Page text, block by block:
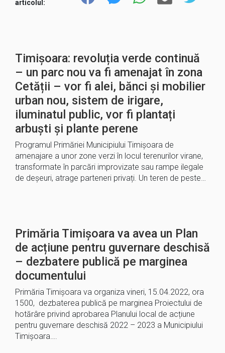
articolul:
Timișoara: revoluția verde continuă
– un parc nou va fi amenajat în zona
Cetății – vor fi alei, bănci și mobilier
urban nou, sistem de irigare,
iluminatul public, vor fi plantați
arbuști și plante perene
Programul Primăriei Municipiului Timișoara de
amenajare a unor zone verzi în locul terenurilor virane,
transformate în parcări improvizate sau rampe ilegale
de deșeuri, atrage parteneri privați. Un teren de peste…
Primăria Timișoara va avea un Plan
de acțiune pentru guvernare deschisă
– dezbatere publică pe marginea
documentului
Primăria Timișoara va organiza vineri, 15.04.2022, ora
1500, dezbaterea publică pe marginea Proiectului de
hotărâre privind aprobarea Planului local de acțiune
pentru guvernare deschisă 2022 – 2023 a Municipiului
Timișoara….